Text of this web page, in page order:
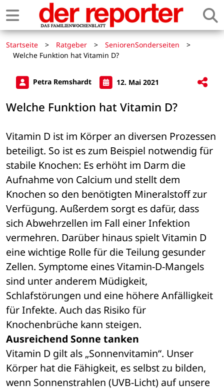
Startseite > Ratgeber > SeniorenSonderseiten
>
Welche Funktion hat Vitamin D?
Petra Remshardt 12. Mai 2021
Welche Funktion hat Vitamin D?
Vitamin D ist im Körper an diversen Prozessen
beteiligt. So ist es zum Beispiel notwendig für
stabile Knochen: Es erhöht im Darm die
Aufnahme von Calcium und stellt dem
Knochen so den benötigten Mineralstoff zur
Verfügung. Außerdem sorgt es dafür, dass
sich Abwehrzellen im Fall einer Infektion
vermehren. Darüber hinaus spielt Vitamin D
eine wichtige Rolle für die Teilung gesunder
Zellen. Symptome eines Vitamin-D-Mangels
sind unter anderem Müdigkeit,
Schlafstörungen und eine höhere Anfälligkeit
für Infekte. Auch das Risiko für
Knochenbrüche kann steigen.
Ausreichend Sonne tanken
Vitamin D gilt als „Sonnenvitamin“. Unser
Körper hat die Fähigkeit, es selbst zu bilden,
wenn Sonnenstrahlen (UVB-Licht) auf unsere